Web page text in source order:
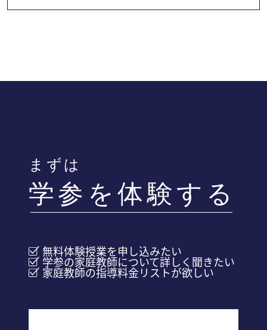
する先生の授業を受けることが出来ます。
交代し再度体験授業を受けていただけます。
まずは
学参を体験する
無料体験授業を申し込みたい
学参の家庭教師について詳しく聞きたい
家庭教師の指導料金リストが欲しい